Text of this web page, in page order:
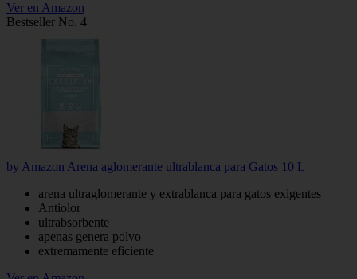
Ver en Amazon
Bestseller No. 4
by Amazon Arena aglomerante ultrablanca para Gatos 10 L
arena ultraglomerante y extrablanca para gatos exigentes
Antiolor
ultrabsorbente
apenas genera polvo
extremamente eficiente